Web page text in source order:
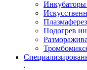
Инкубаторы
Плазмаферез
Подогрев